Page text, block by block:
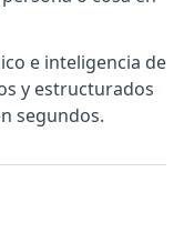
e inteligencia de
y estructurados
segundos.